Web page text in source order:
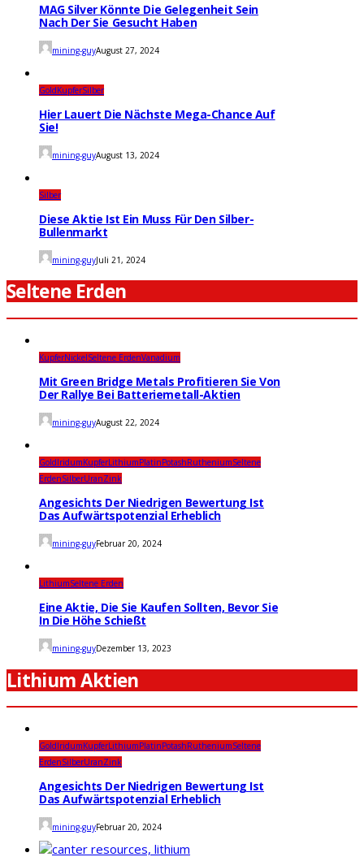
MAG Silver Könnte Die Gelegenheit Sein
Nach Der Sie Gesucht Haben
mining-guyAugust 27, 2024
GoldKupferSilber
Hier Lauert Die Nächste Mega-Chance Auf
Sie!
mining-guyAugust 13, 2024
Silber
Diese Aktie Ist Ein Muss Für Den Silber-
Bullenmarkt
mining-guyJuli 21, 2024
Seltene Erden
KupferNickelSeltene ErdenVanadium
Mit Green Bridge Metals Profitieren Sie Von
Der Rallye Bei Batteriemetall-Aktien
mining-guyAugust 22, 2024
GoldIridumKupferLithiumPlatinPotashRutheniumSeltene
ErdenSilberUranZink
Angesichts Der Niedrigen Bewertung Ist
Das Aufwärtspotenzial Erheblich
mining-guyFebruar 20, 2024
LithiumSeltene Erden
Eine Aktie, Die Sie Kaufen Sollten, Bevor Sie
In Die Höhe Schießt
mining-guyDezember 13, 2023
Lithium Aktien
GoldIridumKupferLithiumPlatinPotashRutheniumSeltene
ErdenSilberUranZink
Angesichts Der Niedrigen Bewertung Ist
Das Aufwärtspotenzial Erheblich
mining-guyFebruar 20, 2024